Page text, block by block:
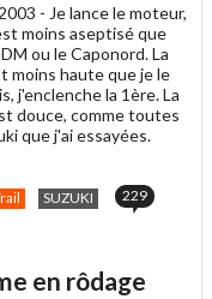
- Je lance le moteur,
moins aseptisé que
ou le Caponord. La
moins haute que je le
j'enclenche la 1ère. La
douce, comme toutes
que j'ai essayées.
SUZUKI 229
en rôdage